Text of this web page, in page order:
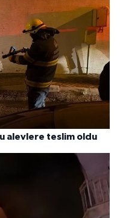
alevlere teslim oldu